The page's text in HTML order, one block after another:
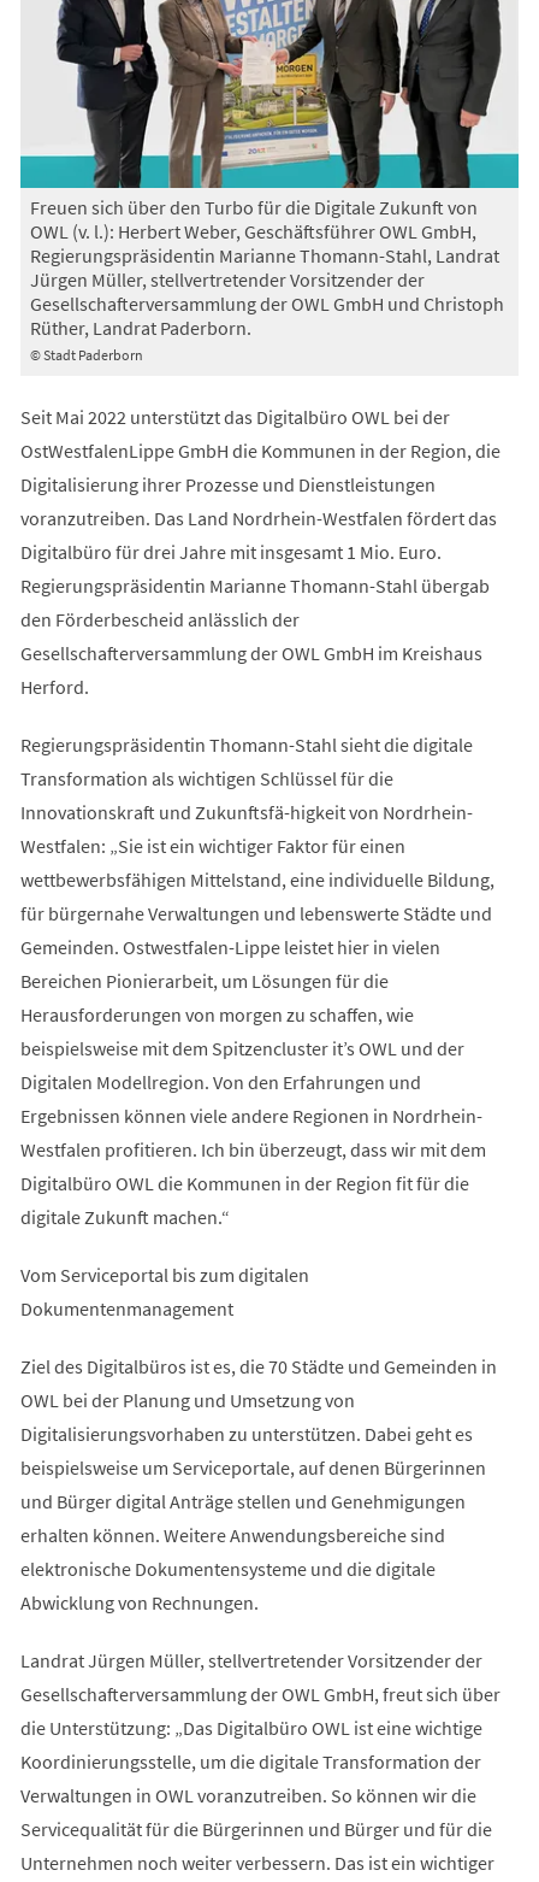
© Stadt Paderborn
Freuen sich über den Turbo für die Digitale Zukunft von
OWL (v. l.): Herbert Weber, Geschäftsführer OWL GmbH,
Regierungspräsidentin Marianne Thomann-Stahl, Landrat
Jürgen Müller, stellvertretender Vorsitzender der
Gesellschafterversammlung der OWL GmbH und Christoph
Rüther, Landrat Paderborn.
Seit Mai 2022 unterstützt das Digitalbüro OWL bei der
OstWestfalenLippe GmbH die Kommunen in der Region, die
Digitalisierung ihrer Prozesse und Dienstleistungen
voranzutreiben. Das Land Nordrhein-Westfalen fördert das
Digitalbüro für drei Jahre mit insgesamt 1 Mio. Euro.
Regierungspräsidentin Marianne Thomann-Stahl übergab
den Förderbescheid anlässlich der
Gesellschafterversammlung der OWL GmbH im Kreishaus
Herford.
Regierungspräsidentin Thomann-Stahl sieht die digitale
Transformation als wichtigen Schlüssel für die
Innovationskraft und Zukunftsfä-higkeit von Nordrhein-
Westfalen: „Sie ist ein wichtiger Faktor für einen
wettbewerbsfähigen Mittelstand, eine individuelle Bildung,
für bürgernahe Verwaltungen und lebenswerte Städte und
Gemeinden. Ostwestfalen-Lippe leistet hier in vielen
Bereichen Pionierarbeit, um Lösungen für die
Herausforderungen von morgen zu schaffen, wie
beispielsweise mit dem Spitzencluster it’s OWL und der
Digitalen Modellregion. Von den Erfahrungen und
Ergebnissen können viele andere Regionen in Nordrhein-
Westfalen profitieren. Ich bin überzeugt, dass wir mit dem
Digitalbüro OWL die Kommunen in der Region fit für die
digitale Zukunft machen.“
Vom Serviceportal bis zum digitalen
Dokumentenmanagement
Ziel des Digitalbüros ist es, die 70 Städte und Gemeinden in
OWL bei der Planung und Umsetzung von
Digitalisierungsvorhaben zu unterstützen. Dabei geht es
beispielsweise um Serviceportale, auf denen Bürgerinnen
und Bürger digital Anträge stellen und Genehmigungen
erhalten können. Weitere Anwendungsbereiche sind
elektronische Dokumentensysteme und die digitale
Abwicklung von Rechnungen.
Landrat Jürgen Müller, stellvertretender Vorsitzender der
Gesellschafterversammlung der OWL GmbH, freut sich über
die Unterstützung: „Das Digitalbüro OWL ist eine wichtige
Koordinierungsstelle, um die digitale Transformation der
Verwaltungen in OWL voranzutreiben. So können wir die
Servicequalität für die Bürgerinnen und Bürger und für die
Unternehmen noch weiter verbessern. Das ist ein wichtiger